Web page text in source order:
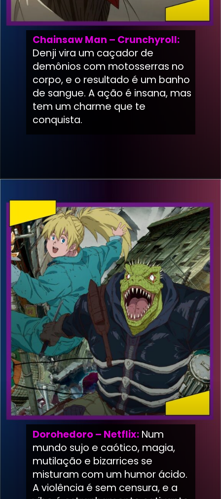
Chainsaw Man – Crunchyroll:
Denji vira um caçador de
demônios com motosserras no
corpo, e o resultado é um banho
de sangue. A ação é insana, mas
tem um charme que te
conquista.
Dorohedoro – Netflix: Num
mundo sujo e caótico, magia,
mutilação e bizarrices se
misturam com um humor ácido.
A violência é sem censura, e a